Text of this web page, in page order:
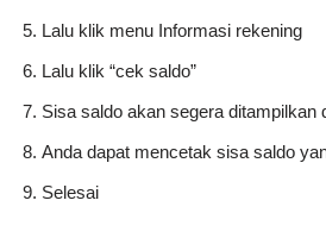
Lalu klik menu Informasi rekening
Lalu klik “cek saldo”
Sisa saldo akan segera ditampilkan
Anda dapat mencetak sisa saldo
Selesai